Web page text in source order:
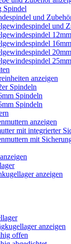
Spindel
und
und
anzeigen
Spindeln
Spindeln
Spindeln
anzeigen
mit integrierter
mit
anzeigen
anzeigen
offen